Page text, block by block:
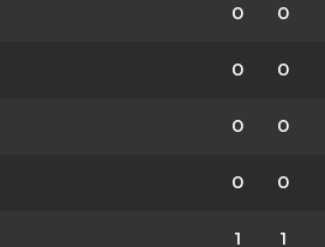
0 0
0 0
0 0
0 0
1 1